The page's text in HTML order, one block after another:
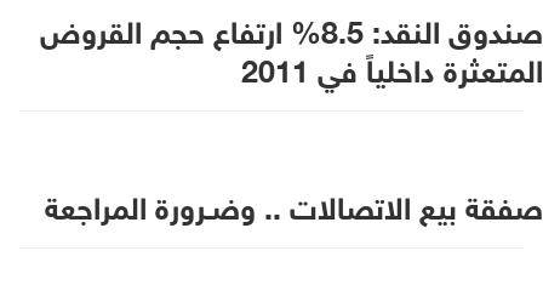
صندوق النقد: 8.5% ارتفاع حجم القروض
المتعثرة داخلياً في 2011
صفقة بيع الاتصالات .. وضـرورة المراجعة